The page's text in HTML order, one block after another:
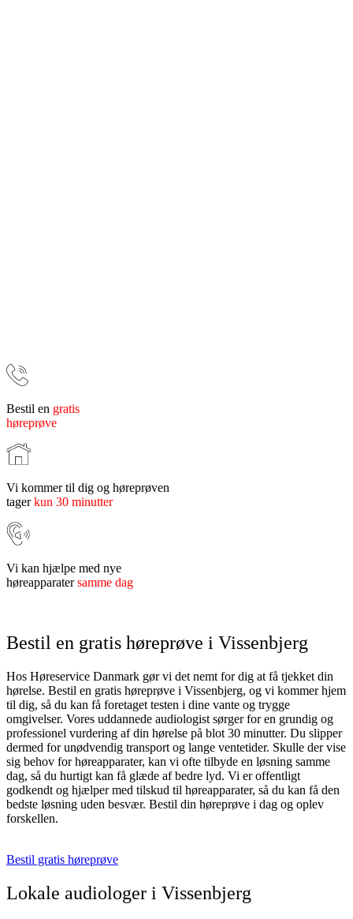
Bestil en gratis
høreprøve
Vi kommer til dig og høreprøven
tagerkun 30 minutter
Vi kan hjælpe med nye
høreapparatersamme dag
Bestil en gratis høreprøve i Vissenbjerg
Hos Høreservice Danmark gør vi det nemt for dig at få tjekket din
hørelse. Bestil en gratis høreprøve i Vissenbjerg, og vi kommer hjem
til dig, så du kan få foretaget testen i dine vante og trygge
omgivelser. Vores uddannede audiologist sørger for en grundig og
professionel vurdering af din hørelse på blot 30 minutter. Du slipper
dermed for unødvendig transport og lange ventetider. Skulle der vise
sig behov for høreapparater, kan vi ofte tilbyde en løsning samme
dag, så du hurtigt kan få glæde af bedre lyd. Vi er offentligt
godkendt og hjælper med tilskud til høreapparater, så du kan få den
bedste løsning uden besvær. Bestil din høreprøve i dag og oplev
forskellen.
Bestil gratis høreprøve
Lokale audiologer i Vissenbjerg